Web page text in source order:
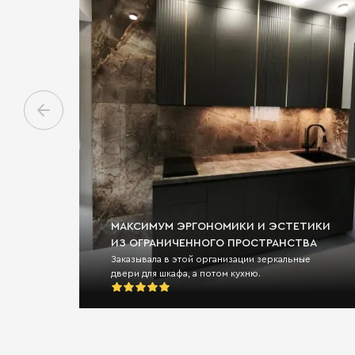
МАКСИМУМ ЭРГОНОМИКИ И ЭСТЕТИКИ
ИЗ ОГРАНИЧЕННОГО ПРОСТРАНСТВА
Заказывала в этой организации зеркальные
двери для шкафа, а потом кухню.